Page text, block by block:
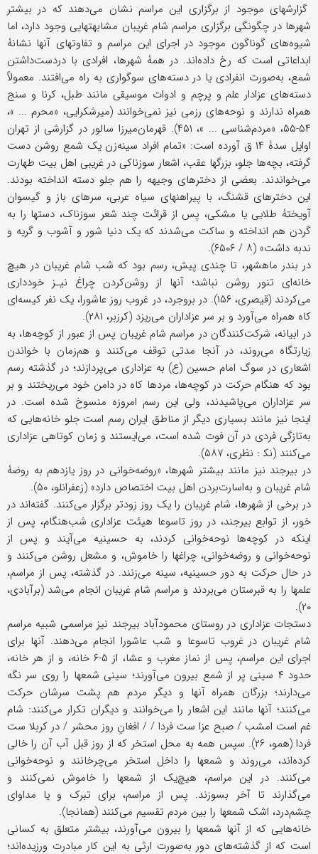
گزارشهای موجود از برگزاری این مراسم نشان می‌دهند که در بیشتر
شهرها در چگونگی برگزاری مراسم شام غریبان مشابهتهایی وجود دارد، اما
شیوه‌های گوناگون موجود در اجرای این مراسم و تفاوتهای آنها نشانۀ
ابداعاتی است که رخ داده‌اند. در همۀ شهرها، افرادی با در‌دست‌داشتن
شمع، به‌صورت انفرادی یا در دسته‌های سوگواری به راه می‌افتند. معمولاً
دسته‌های عزادار علم و پرچم و ادوات موسیقی مانند طبل، کرنا و سنج
همراه ندارند و نوحه‌های رزمی نیز نمی‌خوانند (میرشکرایی، «محرم ... »،
۵۴-۵۵، «مردم‌شناسی ... »، ۴۵۱). قهرمان‌میرزا سالور در گزارشی از تهران
اوایل سدۀ ۱۴ ق آورده است: «تمام افراد سینه‌زن یک شمع روشن دست
گرفته، بچه‌ها جلو، بزرگها عقب، اشعار سوزناکی در غریبی اهل بیت طهارت
می‌خواندند. بعضی از دخترهای وجیهه را هم جلو دسته انداخته بودند.
این دخترهای قشنگ، با پیراهنهای سیاه عربی، سرهای باز و گیسوان
آویختۀ طلایی یا مشکی، پس از قرائت چند شعر سوزناک، دستها را به
گردن هم انداخته و ساکت می‌شدند که یک دنیا شور و آشوب و گریه و
ندبه داشت» (۸ / ۶۵۰۶).
در بندر ماهشهر، تا چندی پیش، رسم بود که شب شام غریبان در هیچ
خانه‌ای تنور روشن نباشد؛ آنها از روشن‌کردن چراغ نیـز خودداری
می‌کردند (قیصری، ۱۵۶). در بروجرد، در غروب روز عاشورا، یک نفر کیسه‌ای
کاه همراه می‌آورد و بر سر عزاداران می‌ریزد (کرزبر، ۲۸۱).
در ابیانه، شرکت‌کنندگان در مراسم شام غریبان پس از عبور از کوچه‌ها، به
زیارتگاه می‌روند، در آنجا مدتی توقف می‌کنند و هم‌زمان با خواندن
اشعاری در سوگ امام حسین (ع) به عزاداری می‌پردازند؛ در گذشته رسم
بود که هنگام حرکت در کوچه‌ها، مردها کاه در دامن خود می‌ریختند و بر
سر عزاداران می‌پاشیدند، ولی این رسم امروزه منسوخ شده است. در
اینجا نیز مانند بسیاری دیگر از مناطق ایران رسم است جلو خانه‌هایی که
به‌تازگی فردی در آن فوت شده است، می‌ایستند و زمان کوتاهی عزاداری
می‌کنند (نک‍ : نظری، ۵۸۷).
در بیرجند نیز مانند بیشتر شهرها، «روضه‌خوانی در روز یازدهم به روضۀ
شام غریبان و به‌اسارت‌بردن اهل بیت اختصاص دارد» (زعفرانلو، ۵۰).
در برخی از شهرها، شام غریبان را یک روز زودتر برگزار می‌کنند. گفته‌اند در
خور، از توابع بیرجند، در روز تاسوعا هیئت عزاداری شب‌هنگام، پس از
اینکه در کوچه‌ها نوحه‌خوانی کردند، به حسینیه می‌آیند و پس از
نوحه‌خوانی و روضه‌خوانی، چراغها را خاموش، و مشعل روشن می‌کنند و
در حال حرکت به دور حسینیه، سینه می‌زنند. در گذشته، پس از مراسم،
علمها را به قبرستان می‌بردند و مراسم شام غریبان انجام می‌شد (برآبادی،
۲۰).
دستجات عزاداری در روستای محمودآباد بیرجند نیز مراسمی شبیه مراسم
شام غریبان در غروب تاسوعا و شب عاشورا انجام می‌دهند. آنها برای
اجرای این مراسم، پس از نماز مغرب و عشا، از ۵-۶ خانه، و از هر خانه،
حدود ۴ سینی پر از شمع بیرون می‌آورند؛ سینی شمعها را روی سر نگه
می‌دارند؛ بزرگان همراه آنها و دیگر مردم هم پشت سرشان حرکت
می‌کنند؛ آنها مانند این اشعار را می‌خوانند و دیگران تکرار می‌کنند: شام
غم است امشب / صبح عزا ست فردا / / افغانِ روز محشر / در کربلا ست
فردا (همو، ۲۶). سپس همه به محل استخر که از روز قبل آب آن را خالی
کرده‌اند، می‌روند و شمعها را داخل استخر می‌چرخانند و نوحه‌خوانی
می‌کنند. در این مراسم، هیچ‌یک از شمعها را خاموش نمی‌کنند و
می‌گذارند تا آخر بسوزند. پس از مراسم، برای تبرک و یا مداوای
چشم‌درد، اشک شمعها را بین مردم تقسیم می‌کنند (همانجا).
خانه‌هایی که از آنها شمعها را بیرون می‌آورند، بیشتر متعلق به کسانی
است که از گذشته‌های دور به‌صورت ارثی به این کار مبادرت ورزیده‌اند؛